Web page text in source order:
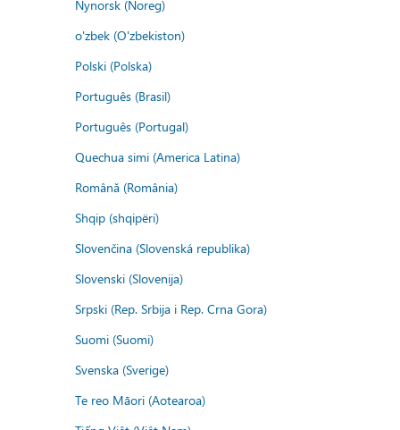
Nynorsk (Noreg)
o'zbek (O'zbekiston)
Polski (Polska)
Português (Brasil)
Português (Portugal)
Quechua simi (America Latina)
Română (România)
Shqip (shqipëri)
Slovenčina (Slovenská republika)
Slovenski (Slovenija)
Srpski (Rep. Srbija i Rep. Crna Gora)
Suomi (Suomi)
Svenska (Sverige)
Te reo Māori (Aotearoa)